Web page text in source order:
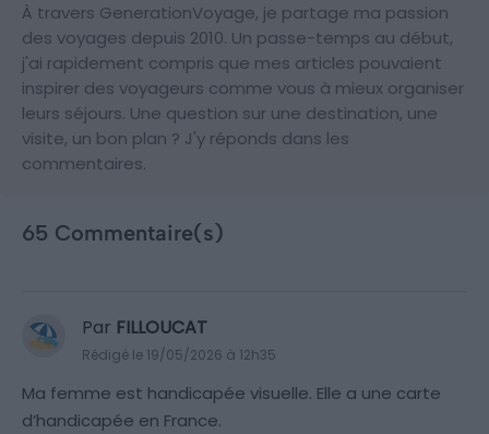
À travers GenerationVoyage, je partage ma passion
des voyages depuis 2010. Un passe-temps au début,
j'ai rapidement compris que mes articles pouvaient
inspirer des voyageurs comme vous à mieux organiser
leurs séjours. Une question sur une destination, une
visite, un bon plan ? J'y réponds dans les
commentaires.
65 Commentaire(s)
Par FILLOUCAT
Rédigé le 19/05/2026 à 12h35
Ma femme est handicapée visuelle. Elle a une carte
d’handicapée en France.